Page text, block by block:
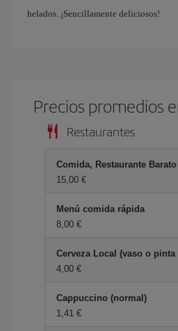
helados. ¡Sencillamente deliciosos!
Precios promedios
Restaurantes
Comida, Restaurante Barato
15,00 €
Menú comida rápida
8,00 €
Cerveza Local (vaso o
4,00 €
Cappuccino (normal)
1,41 €